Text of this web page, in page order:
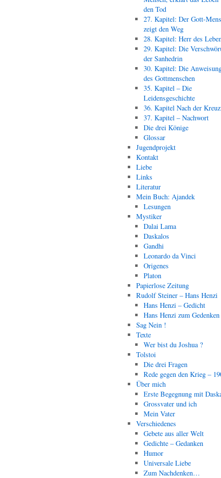
den Tod
27. Kapitel: Der Gott-
zeigt den Weg
28. Kapitel: Herr des
29. Kapitel: Die
der Sanhedrin
30. Kapitel: Die
des Gottmenschen
35. Kapitel – Die
Leidensgeschichte
36. Kapitel Nach der
37. Kapitel – Nachwort
Die drei Könige
Glossar
Jugendprojekt
Kontakt
Liebe
Links
Literatur
Mein Buch: Ajandek
Lesungen
Mystiker
Dalai Lama
Daskalos
Gandhi
Leonardo da Vinci
Origenes
Platon
Papierlose Zeitung
Rudolf Steiner – Hans Henzi
Hans Henzi – Gedicht
Hans Henzi zum Gedenken
Sag Nein !
Texte
Wer bist du Joshua ?
Tolstoi
Die drei Fragen
Rede gegen den Krieg –
Über mich
Erste Begegnung mit
Grossvater und ich
Mein Vater
Verschiedenes
Gebete aus aller Welt
Gedichte – Gedanken
Humor
Universale Liebe
Zum Nachdenken…